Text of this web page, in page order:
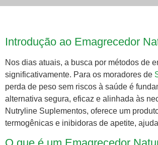
Introdução ao Emagrecedor
Nos dias atuais, a busca por métodos de
significativamente. Para os moradores de
perda de peso sem riscos à saúde é
alternativa segura, eficaz e alinhada às
Nutryline Suplementos, oferece um
termogênicas e inibidoras de apetite,